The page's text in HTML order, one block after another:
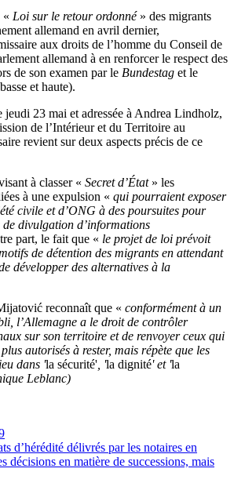
« Loi sur le retour ordonné » des migrants
allemand en avril dernier,
aux droits de l’homme du Conseil de
allemand à en renforcer le respect des
de son examen par le Bundestag et le
et haute).
jeudi 23 mai et adressée à Andrea Lindholz,
de l’Intérieur et du Territoire au
revient sur deux aspects précis de ce
à classer « Secret d’État » les
à une expulsion « qui pourraient exposer
civile et d’ONG à des poursuites pour
divulgation d’informations
part, le fait que « le projet de loi prévoit
de détention des migrants en attendant
développer des alternatives à la
reconnaît que « conformément à un
l’Allemagne a le droit de contrôler
sur son territoire et de renvoyer ceux qui
autorisés à rester, mais répète que les
dans 'la sécurité' , 'la dignité' et 'la
Leblanc)
d’hérédité délivrés par les notaires en
décisions en matière de successions, mais